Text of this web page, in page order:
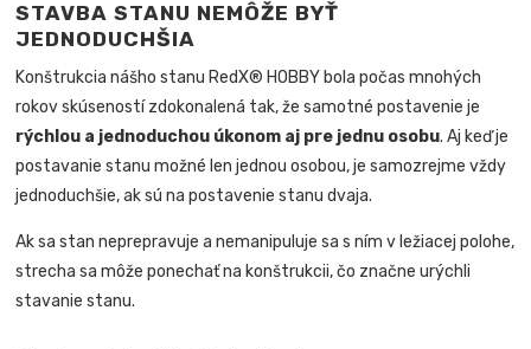
STAVBA STANU NEMÔŽE BYŤ
JEDNODUCHŠIA
Konštrukcia nášho stanu RedX® HOBBY bola počas mnohých
rokov skúseností zdokonalená tak, že samotné postavenie je
rýchlou a jednoduchou úkonom aj pre jednu osobu. Aj keď je
postavanie stanu možné len jednou osobou, je samozrejme vždy
jednoduchšie, ak sú na postavenie stanu dvaja.
Ak sa stan neprepravuje a nemanipuluje sa s ním v ležiacej polohe,
strecha sa môže ponechať na konštrukcii, čo značne urýchli
stavanie stanu.